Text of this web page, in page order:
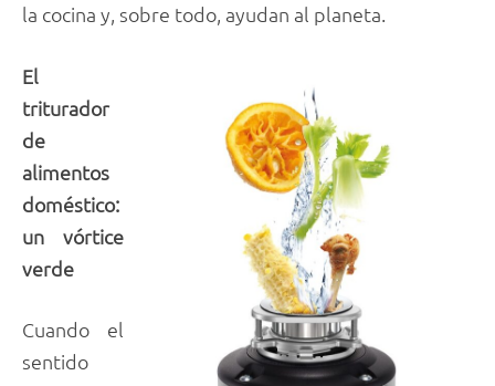
la cocina y, sobre todo, ayudan al planeta.
El
triturador
de
alimentos
doméstico:
un vórtice
verde
Cuando el
sentido